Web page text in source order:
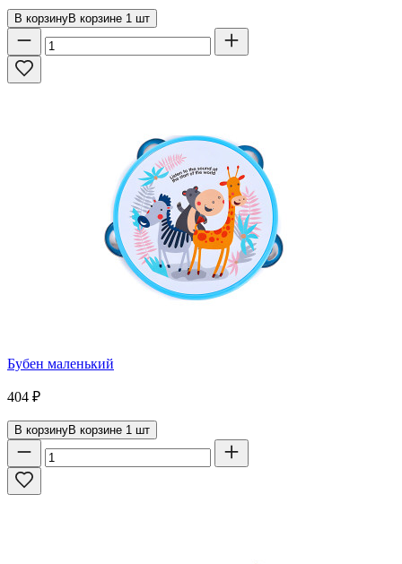
В корзинуВ корзине 1 шт
Бубен маленький
404 ₽
В корзинуВ корзине 1 шт